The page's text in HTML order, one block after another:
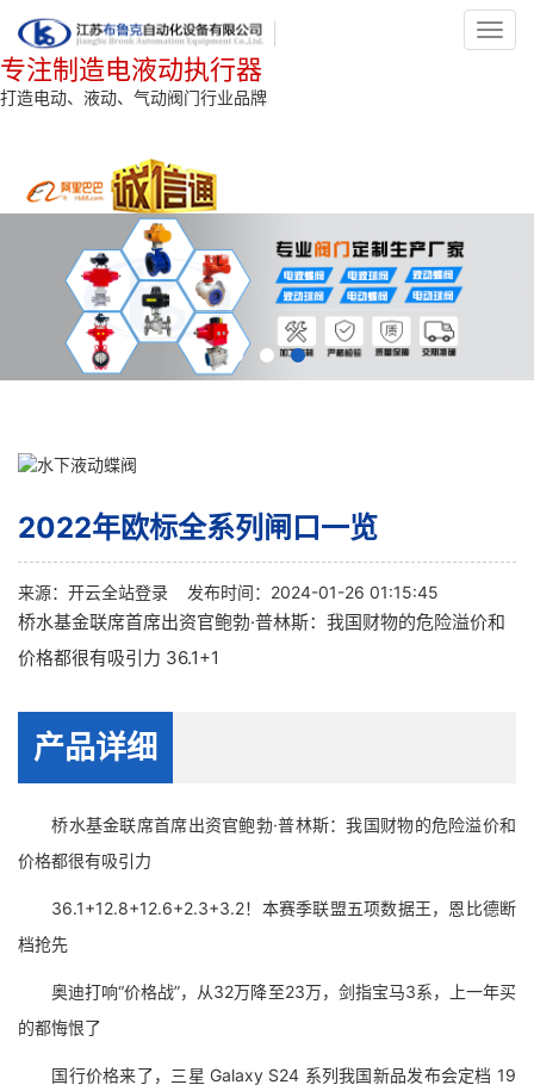
专注制造电液动执行器
打造电动、液动、气动阀门行业品牌
2022年欧标全系列闸口一览
来源： 开云全站登录 发布时间：2024-01-26 01:15:45
桥水基金联席首席出资官鲍勃·普林斯：我国财物的危险溢价和
价格都很有吸引力 36.1+1
产品详细
桥水基金联席首席出资官鲍勃·普林斯：我国财物的危险溢价和
价格都很有吸引力
36.1+12.8+12.6+2.3+3.2！本赛季联盟五项数据王，恩比德断
档抢先
奥迪打响“价格战”，从32万降至23万，剑指宝马3系，上一年买
的都悔恨了
国行价格来了，三星 Galaxy S24 系列我国新品发布会定档 19